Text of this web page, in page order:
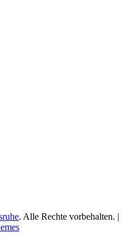
. Alle Rechte vorbehalten. |